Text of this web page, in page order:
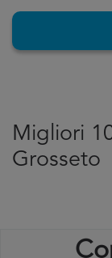
Migliori
Grosseto